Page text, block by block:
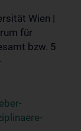
Wien |
für
bzw. 5